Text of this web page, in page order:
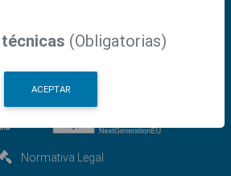
Normativa Legal
(Obligatorias)
ACEPTAR